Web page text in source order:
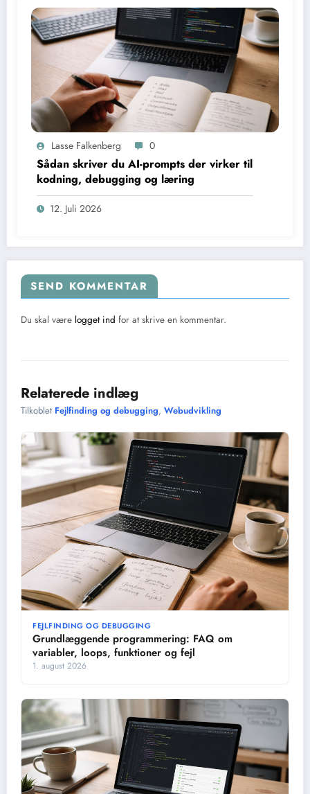
Lasse Falkenberg 0
Sådan skriver du AI-prompts der virker til
kodning, debugging og læring
12. Juli 2026
SEND KOMMENTAR
Du skal være logget ind for at skrive en kommentar.
Relaterede indlæg
Tilkoblet Fejlfinding og debugging, Webudvikling
FEJLFINDING OG DEBUGGING
Grundlæggende programmering: FAQ om
variabler, loops, funktioner og fejl
1. august 2026